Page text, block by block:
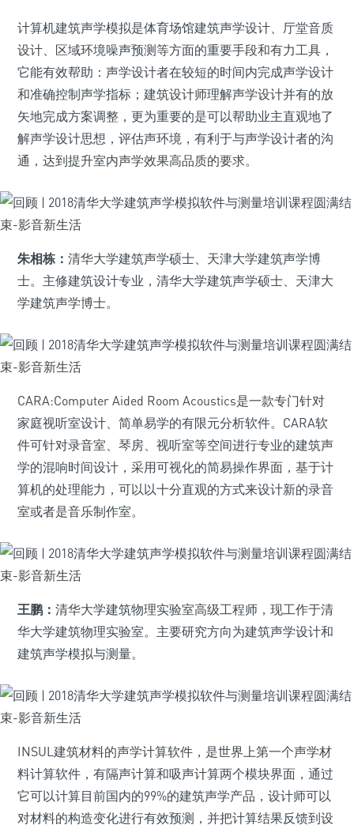
计算机建筑声学模拟是体育场馆建筑声学设计、厅堂音质
设计、区域环境噪声预测等方面的重要手段和有力工具，
它能有效帮助：声学设计者在较短的时间内完成声学设计
和准确控制声学指标；建筑设计师理解声学设计并有的放
矢地完成方案调整，更为重要的是可以帮助业主直观地了
解声学设计思想，评估声环境，有利于与声学设计者的沟
通，达到提升室内声学效果高品质的要求。
朱相栋： 清华大学建筑声学硕士、天津大学建筑声学博
士。主修建筑设计专业，清华大学建筑声学硕士、天津大
学建筑声学博士。
CARA:Computer Aided Room Acoustics是一款专门针对
家庭视听室设计、简单易学的有限元分析软件。CARA软
件可针对录音室、琴房、视听室等空间进行专业的建筑声
学的混响时间设计，采用可视化的简易操作界面，基于计
算机的处理能力，可以以十分直观的方式来设计新的录音
室或者是音乐制作室。
王鹏： 清华大学建筑物理实验室高级工程师，现工作于清
华大学建筑物理实验室。主要研究方向为建筑声学设计和
建筑声学模拟与测量。
INSUL建筑材料的声学计算软件，是世界上第一个声学材
料计算软件，有隔声计算和吸声计算两个模块界面，通过
它可以计算目前国内的99%的建筑声学产品，设计师可以
对材料的构造变化进行有效预测，并把计算结果反馈到设